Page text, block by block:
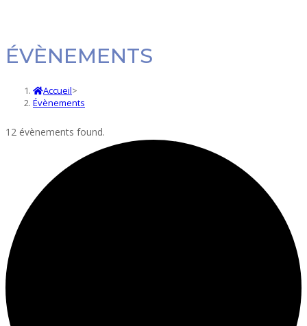
ÉVÈNEMENTS
Accueil>
Évènements
12 évènements found.